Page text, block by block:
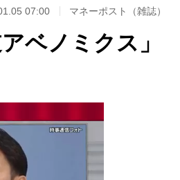
07:00 マネーポスト（雑誌）
ベノミクス」